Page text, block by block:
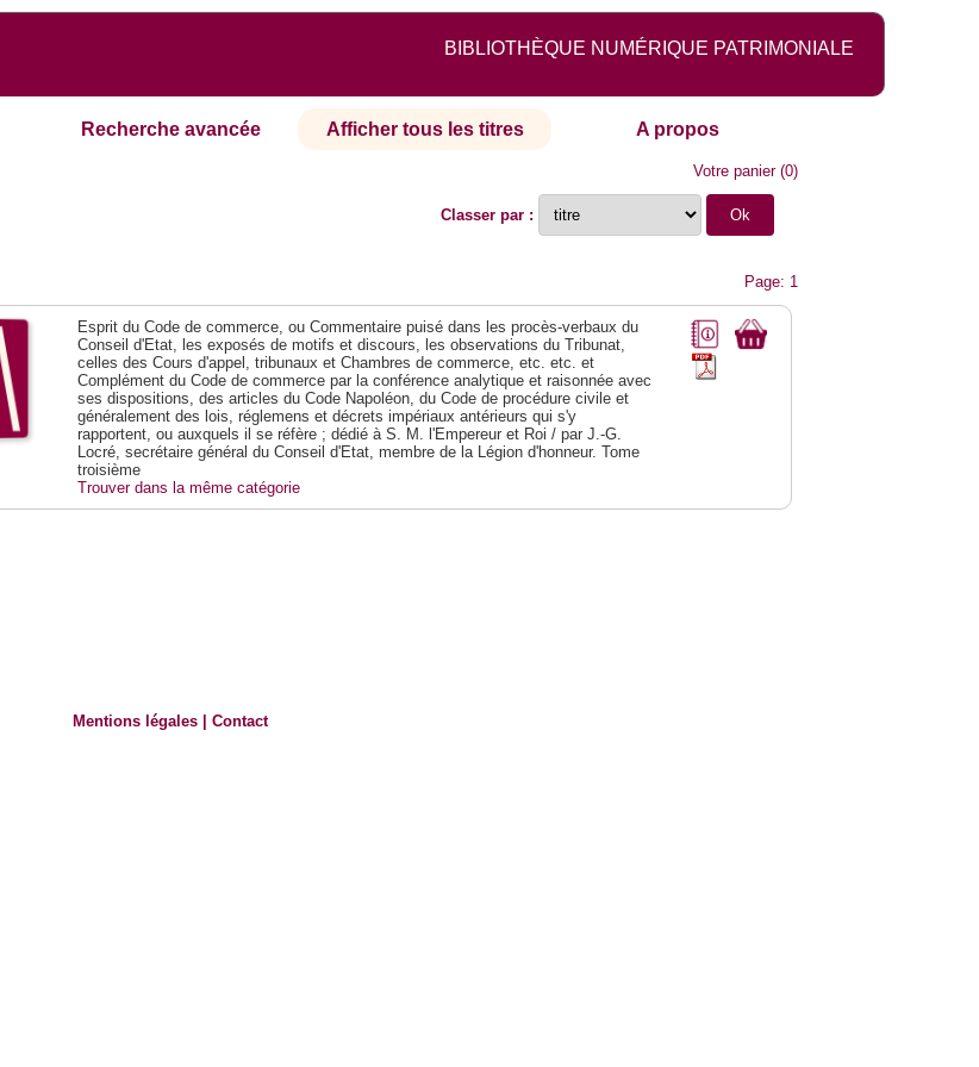
BIBLIOTHÈQUE NUMÉRIQUE PATRIMONIALE
Recherche avancée Afficher tous les titres A propos
Votre panier(0)
Classer par :
Page: 1
Esprit du Code de commerce, ou Commentaire puisé dans les procès-verbaux du
Conseil d'Etat, les exposés de motifs et discours, les observations du Tribunat,
celles des Cours d'appel, tribunaux et Chambres de commerce, etc. etc. et
Complément du Code de commerce par la conférence analytique et raisonnée avec
ses dispositions, des articles du Code Napoléon, du Code de procédure civile et
généralement des lois, réglemens et décrets impériaux antérieurs qui s'y
rapportent, ou auxquels il se réfère ; dédié à S. M. l'Empereur et Roi / par J.-G.
Locré, secrétaire général du Conseil d'Etat, membre de la Légion d'honneur. Tome
troisième
Trouver dans la même catégorie
Mentions légales |Contact